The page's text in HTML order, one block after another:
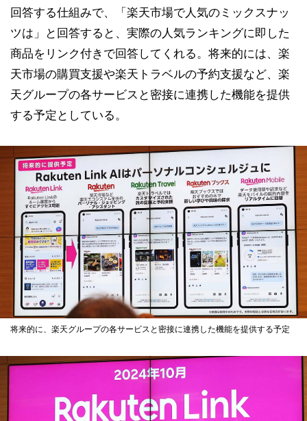
回答する仕組みで、「楽天市場で人気のミックスナッ
ツは」と回答すると、実際の人気ランキングに即した
商品をリンク付きで回答してくれる。将来的には、楽
天市場の購買支援や楽天トラベルの予約支援など、楽
天グループの各サービスと密接に連携した機能を提供
する予定としている。
将来的に、楽天グループの各サービスと密接に連携した機能を提供する予定